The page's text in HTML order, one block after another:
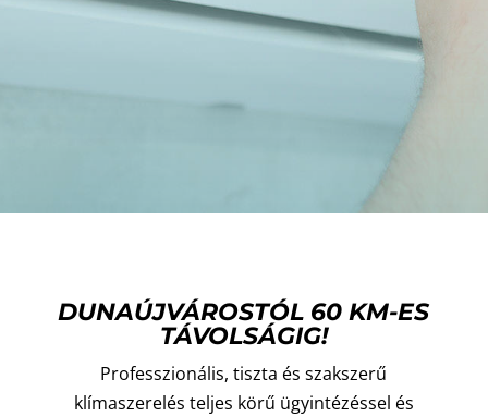
DUNAÚJVÁROSTÓL 60 KM-ES
TÁVOLSÁGIG!
Professzionális, tiszta és szakszerű
klímaszerelés teljes körű ügyintézéssel és